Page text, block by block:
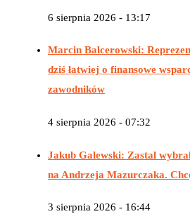
6 sierpnia 2026 - 13:17
Marcin Balcerowski:
dziś łatwiej o finansowe
zawodników
4 sierpnia 2026 - 07:32
Jakub Galewski: Zastal
na Andrzeja Mazurczaka.
3 sierpnia 2026 - 16:44